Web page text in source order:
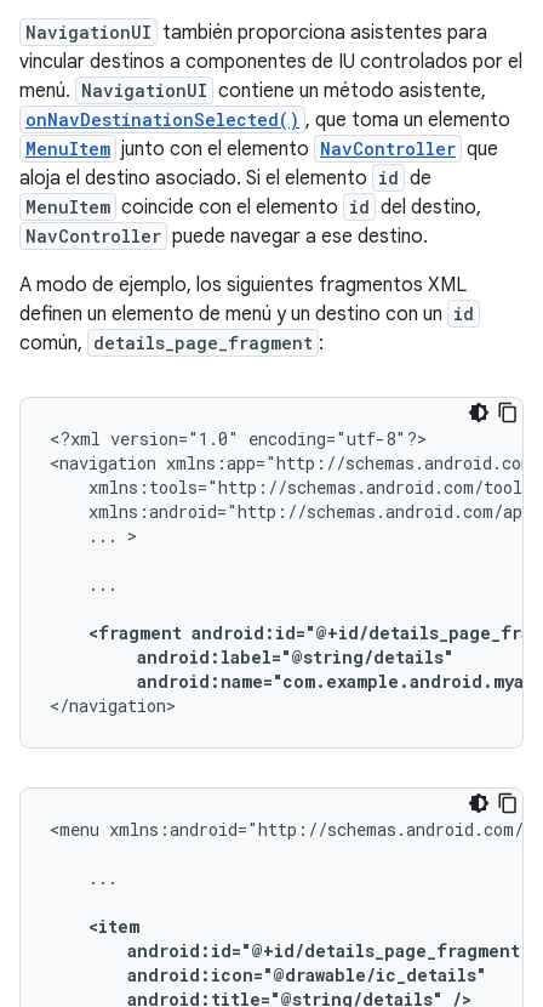
NavigationUI también proporciona asistentes para
vincular destinos a componentes de IU controlados por el
menú. NavigationUI contiene un método asistente,
onNavDestinationSelected() , que toma un elemento
MenuItem junto con el elemento NavController que
aloja el destino asociado. Si el elemento id de
MenuItem coincide con el elemento id del destino,
NavController puede navegar a ese destino.
A modo de ejemplo, los siguientes fragmentos XML
definen un elemento de menú y un destino con un id
común, details_page_fragment :
<?xml version="1.0"
encoding="utf-8"?>
<navigation
... >
...
<fragment
</navigation>
<menu xmlns:android="http://schemas.android.com/
...
android:title="@string/details" />